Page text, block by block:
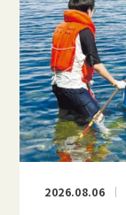
2026.08.06